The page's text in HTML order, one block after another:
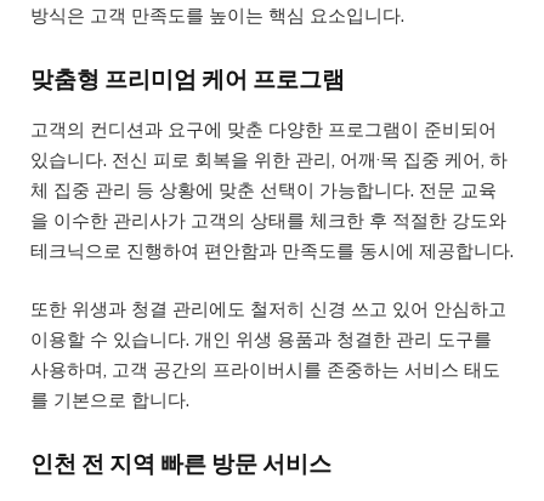
방식은 고객 만족도를 높이는 핵심 요소입니다.
맞춤형 프리미엄 케어 프로그램
고객의 컨디션과 요구에 맞춘 다양한 프로그램이 준비되어
있습니다. 전신 피로 회복을 위한 관리, 어깨·목 집중 케어, 하
체 집중 관리 등 상황에 맞춘 선택이 가능합니다. 전문 교육
을 이수한 관리사가 고객의 상태를 체크한 후 적절한 강도와
테크닉으로 진행하여 편안함과 만족도를 동시에 제공합니다.
또한 위생과 청결 관리에도 철저히 신경 쓰고 있어 안심하고
이용할 수 있습니다. 개인 위생 용품과 청결한 관리 도구를
사용하며, 고객 공간의 프라이버시를 존중하는 서비스 태도
를 기본으로 합니다.
인천 전 지역 빠른 방문 서비스